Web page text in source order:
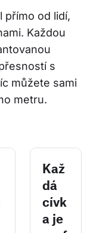
přímo od lidí,
Každou
s
můžete sami
metru.
Kaž
dá
cívk
a je